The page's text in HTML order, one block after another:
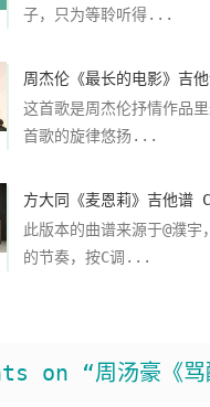
子，只为等聆听得...
周杰伦《最长的电影》吉
这首歌是周杰伦抒情作品
首歌的旋律悠扬...
方大同《麦恩莉》吉他谱
此版本的曲谱来源于@濮
的节奏，按C调...